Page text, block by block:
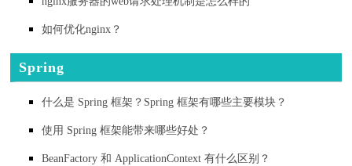
如何优化nginx？
Spring
什么是 Spring 框架？Spring 框架有哪些主要模块？
使用 Spring 框架能带来哪些好处？
BeanFactory 和 ApplicationContext 有什么区别？